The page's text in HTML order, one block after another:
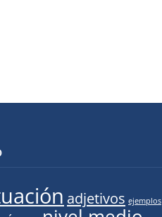
adjetivos ejemplos